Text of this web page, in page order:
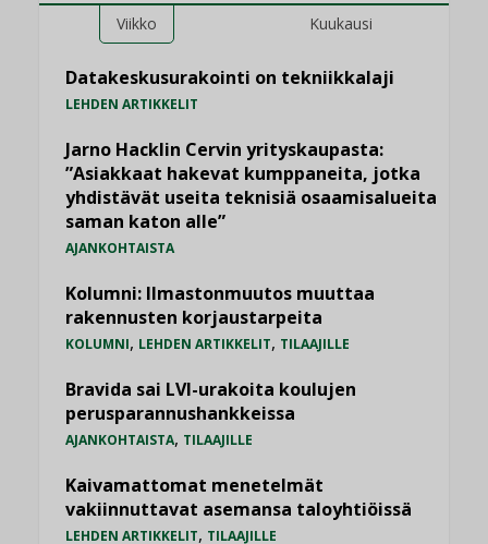
Viikko Kuukausi
Datakeskusurakointi on tekniikkalaji
LEHDEN ARTIKKELIT
Jarno Hacklin Cervin yrityskaupasta:
”Asiakkaat hakevat kumppaneita, jotka
yhdistävät useita teknisiä osaamisalueita
saman katon alle”
AJANKOHTAISTA
Kolumni: Ilmastonmuutos muuttaa
rakennusten korjaustarpeita
KOLUMNI, LEHDEN ARTIKKELIT, TILAAJILLE
Bravida sai LVI-urakoita koulujen
perusparannushankkeissa
AJANKOHTAISTA, TILAAJILLE
Kaivamattomat menetelmät
vakiinnuttavat asemansa taloyhtiöissä
LEHDEN ARTIKKELIT, TILAAJILLE